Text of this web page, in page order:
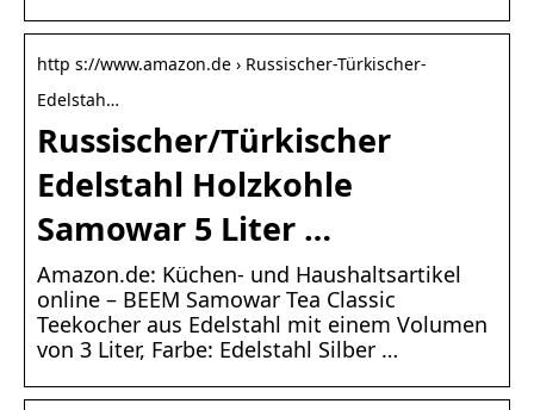
http s://www.amazon.de › Russischer-Türkischer-
Edelstah…
Russischer/Türkischer
Edelstahl Holzkohle
Samowar 5 Liter …
Amazon.de: Küchen- und Haushaltsartikel
online – BEEM Samowar Tea Classic
Teekocher aus Edelstahl mit einem Volumen
von 3 Liter, Farbe: Edelstahl Silber …